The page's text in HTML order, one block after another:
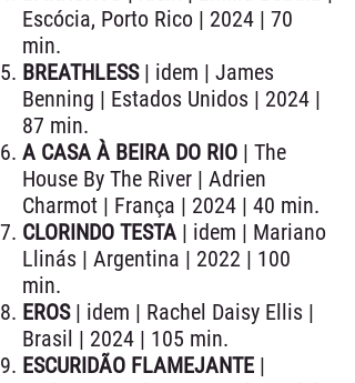
Escócia, Porto Rico | 2024 | 70
min.
BREATHLESS| idem | James
Benning | Estados Unidos | 2024 |
87 min.
A CASA À BEIRA DO RIO | The
House By The River | Adrien
Charmot | França | 2024 | 40 min.
CLORINDO TESTA | idem | Mariano
Llinás | Argentina | 2022 | 100
min.
EROS | idem | Rachel Daisy Ellis |
Brasil | 2024 | 105 min.
ESCURIDÃO FLAMEJANTE |